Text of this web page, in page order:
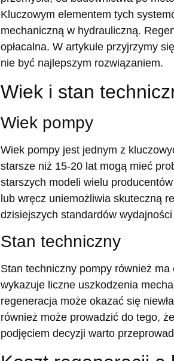
Kluczowym elementem tych
mechaniczną w hydrauliczną.
opłacalna. W artykule przyjrzymy
nie być najlepszym rozwiązaniem.
Wiek i stan
Wiek pompy
Wiek pompy jest jednym z
starsze niż 15-20 lat mogą mieć
starszych modeli wielu
lub wręcz uniemożliwia skuteczną
dzisiejszych standardów
Stan techniczny
Stan techniczny pompy również
wykazuje liczne uszkodzenia
regeneracja może okazać się
również może prowadzić do tego,
podjęciem decyzji warto